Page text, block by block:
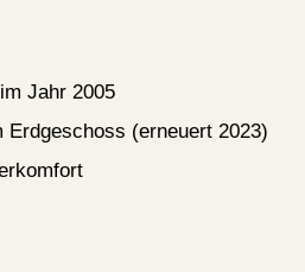
Jahr 2005
(erneuert 2023)